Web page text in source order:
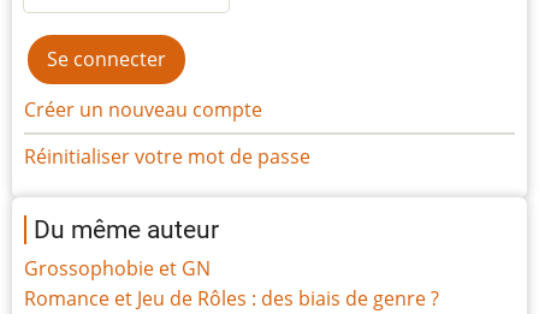
Créer un nouveau compte
Réinitialiser votre mot de passe
Du même auteur
Grossophobie et GN
Romance et Jeu de Rôles : des biais de genre ?